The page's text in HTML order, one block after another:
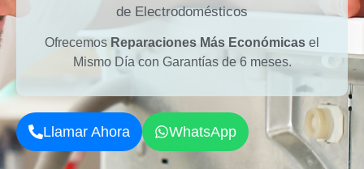
de Electrodomésticos
Ofrecemos Reparaciones Más Económicas el
Mismo Día con Garantías de 6 meses.
Llamar Ahora WhatsApp